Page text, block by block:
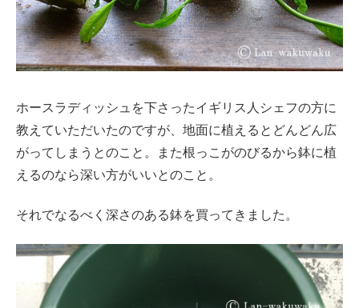
ホースラディッシュを下さったイギリス人シェフの方に
教えていただいたのですが、地面に植えるとどんどん広
がってしまうとのこと。また根っこがのびるから鉢に植
えるのなら深い方がいいとのこと。
それでなるべく深さのある鉢を買ってきました。